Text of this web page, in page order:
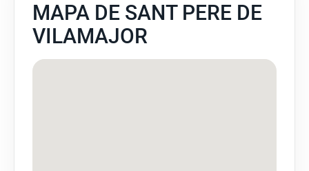
MAPA DE SANT PERE DE
VILAMAJOR